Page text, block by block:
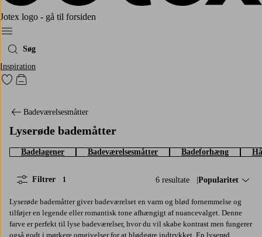
Jotex logo - gå til forsiden
Menu
Søg
Inspiration
Gå til favoritmarkerede produkter
Gå til indkøbskurven
Badeværelsesmåtter
Lyserøde bademåtter
Badelagener Badeværelsesmåtter Badeforhæng
6 resultate Sorter efter:
Popularitet
Filtrer 1
Lyserøde bademåtter giver badeværelset en varm og blød fornemmelse og
tilføjer en legende eller romantisk tone afhængigt af nuancevalget. Denne
farve er perfekt til lyse badeværelser, hvor du vil skabe kontrast men fungerer
også godt i mørkere omgivelser for at blødgøre indtrykket. En lyserød